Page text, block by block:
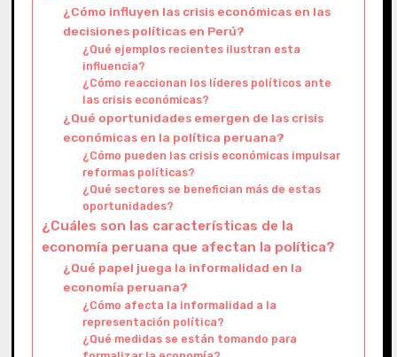
¿Cómo influyen las crisis económicas en las
decisiones políticas en Perú?
¿Qué ejemplos recientes ilustran esta
influencia?
¿Cómo reaccionan los líderes políticos ante
las crisis económicas?
¿Qué oportunidades emergen de las crisis
económicas en la política peruana?
¿Cómo pueden las crisis económicas impulsar
reformas políticas?
¿Qué sectores se benefician más de estas
oportunidades?
¿Cuáles son las características de la
economía peruana que afectan la política?
¿Qué papel juega la informalidad en la
economía peruana?
¿Cómo afecta la informalidad a la
representación política?
¿Qué medidas se están tomando para